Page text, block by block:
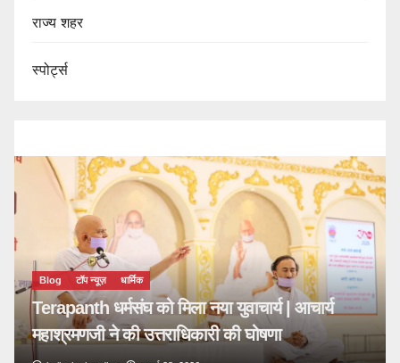
राज्य शहर
स्पोर्ट्स
नया युवाचार्य | आचार्य
की घोषणा